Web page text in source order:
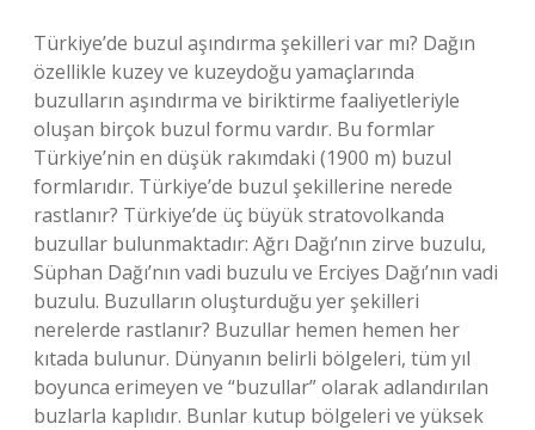
Türkiye’de buzul aşındırma şekilleri var mı? Dağın
özellikle kuzey ve kuzeydoğu yamaçlarında
buzulların aşındırma ve biriktirme faaliyetleriyle
oluşan birçok buzul formu vardır. Bu formlar
Türkiye’nin en düşük rakımdaki (1900 m) buzul
formlarıdır. Türkiye’de buzul şekillerine nerede
rastlanır? Türkiye’de üç büyük stratovolkanda
buzullar bulunmaktadır: Ağrı Dağı’nın zirve buzulu,
Süphan Dağı’nın vadi buzulu ve Erciyes Dağı’nın vadi
buzulu. Buzulların oluşturduğu yer şekilleri
nerelerde rastlanır? Buzullar hemen hemen her
kıtada bulunur. Dünyanın belirli bölgeleri, tüm yıl
boyunca erimeyen ve “buzullar” olarak adlandırılan
buzlarla kaplıdır. Bunlar kutup bölgeleri ve yüksek